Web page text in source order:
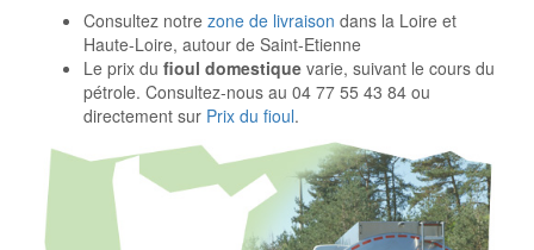
Consultez notre zone de livraison dans la Loire et
Haute-Loire, autour de Saint-Etienne
Le prix du fioul domestique varie, suivant le cours du
pétrole. Consultez-nous au 04 77 55 43 84 ou
directement sur Prix du fioul.